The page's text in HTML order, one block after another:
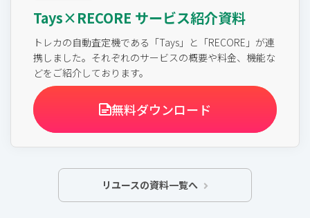
Tays×RECORE サービス紹介資料
トレカの自動査定機である「Tays」と「RECORE」が連
携しました。それぞれのサービスの概要や料金、機能な
どをご紹介しております。
無料ダウンロード
リユースの資料一覧へ